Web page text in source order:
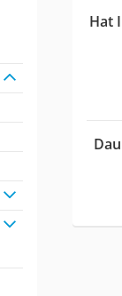
Hat